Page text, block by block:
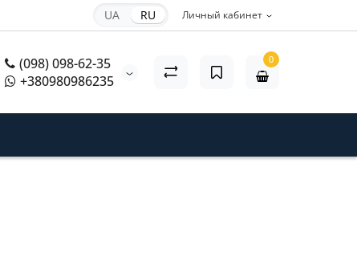
Личный кабинет
UA RU
(098) 098-62-35
+380980986235
0